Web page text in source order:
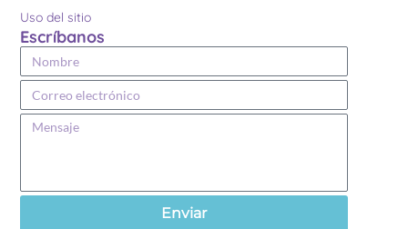
Uso del sitio
Escríbanos
Enviar